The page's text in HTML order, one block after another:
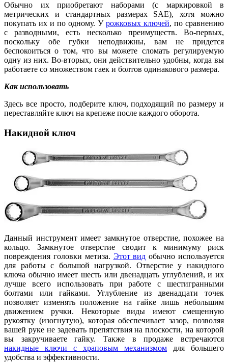
Обычно их приобретают наборами (с маркировкой в
метрических и стандартных размерах SAE), хотя можно
покупать их и по одному. У рожковых ключей, по сравнению
с разводными, есть несколько преимуществ. Во-первых,
поскольку обе губки неподвижны, вам не придется
беспокоиться о том, что вы можете сломать регулируемую
одну из них. Во-вторых, они действительно удобны, когда вы
работаете со множеством гаек и болтов одинакового размера.
Как использовать
Здесь все просто, подберите ключ, подходящий по размеру и
переставляйте ключ на крепеже после каждого оборота.
Накидной ключ
Данный инструмент имеет замкнутое отверстие, похожее на
кольцо. Замкнутое отверстие сводит к минимуму риск
повреждения головки метиза. Этот вид обычно используется
для работы с большой нагрузкой. Отверстие у накидного
ключа обычно имеет шесть или двенадцать углублений, и их
лучше всего использовать при работе с шестигранными
болтами или гайками. Углубление из двенадцати точек
позволяет изменять положение на гайке лишь небольшим
движением ручки. Некоторые виды имеют смещенную
рукоятку (изогнутую), которая обеспечивает зазор, позволяя
вашей руке не задевать препятствия на плоскости, на которой
вы закручиваете гайку. Также в продаже встречаются
накидные ключи с храповым механизмом для большего
удобства и эффективности.